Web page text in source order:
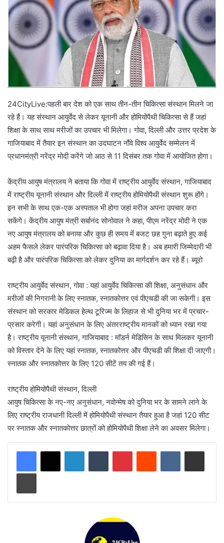
24CityLive:पहली बार देश को एक साथ तीन-तीन चिकित्सा संस्थान मिलने जा
रहे हैं। यह संस्थान आयुर्वेद से लेकर यूनानी और होमियोपैथी चिकित्सा से हैं जहां
शिक्षा के साथ साथ मरीजों का उपचार भी मिलेगा। गोवा, दिल्ली और उत्तर प्रदेश के
गाजियाबाद में तैयार इन संस्थान का उदघाटन नौंवे विश्व आयुर्वेद सम्मेलन में
प्रधानमंत्री नरेंद्र मोदी करेंगे जो आठ से 11 दिसंबर तक गोवा में आयोजित होगा।
केंद्रीय आयुष मंत्रालय ने बताया कि गोवा में राष्ट्रीय आयुर्वेद संस्थान, गाजियाबाद
में राष्ट्रीय यूनानी संस्थान और दिल्ली में राष्ट्रीय होमियोपैथी संस्थान शुरू होंगे।
इन सभी के साथ एक-एक अस्पताल भी होगा जहां मरीज अपना उपचार करा
सकेंगे। केंद्रीय आयुष मंत्री सर्बानंद सोनोवाल ने कहा, पीएम नरेंद्र मोदी ने एक
नए आयुष मंत्रालय को बनाया और कुछ ही समय में बजट छह गुना बढ़ाते हुए कई
अहम फैसले लेकर पारंपरिक चिकित्सा को बढ़ावा दिया है। अब हमारी जिम्मेदारी भी
बढ़ी है और पारंपरिक चिकित्सा को लेकर दुनिया का मार्गदर्शन कर रहे हैं। ब्यूरो
राष्ट्रीय आयुर्वेद संस्थान, गोवा : यहां आयुर्वेद चिकित्सा की शिक्षा, अनुसंधान और
मरीजों की निगरानी के लिए स्नातक, स्नातकोत्तर एवं पीएचडी की जा सकेगी। इस
संस्थान को सरकार मेडिकल हेल्थ टूरिज्म के लिहाज से भी दुनिया भर में प्रचार-
प्रसार करेगी। यहां अनुसंधान के लिए अंतरराष्ट्रीय मानकों को ध्यान रखा गया
है। राष्ट्रीय यूनानी संस्थान, गाजियाबाद : मॉडर्न मेडिसिन के साथ मिलकर यूनानी
को विस्तार देने के लिए यहां स्नातक, स्नातकोत्तर और पीएचडी की शिक्षा दी जाएगी।
स्नातक और स्नातकोत्तर के लिए 120 सीटें तय की गई हैं।
राष्ट्रीय होमियोपैथी संस्थान, दिल्ली
आयुष चिकित्सा के नए-नए अनुसंधान, नवोन्मेष को दुनिया भर के सामने लाने के
लिए राष्ट्रीय राजधानी दिल्ली में होमियोपैथी संस्थान तैयार हुआ है जहां 120 सीट
पर स्नातक और स्नातकोत्तर छात्रों को होमियोपैथी शिक्षा लेने का अवसर मिलेगा।
LinkedInTumblr PinterestReddit VKontakteShare via Email
Print